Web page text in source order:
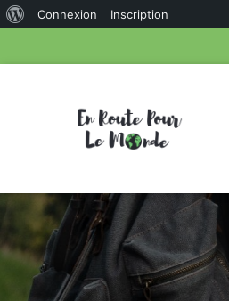
Connexion Inscription